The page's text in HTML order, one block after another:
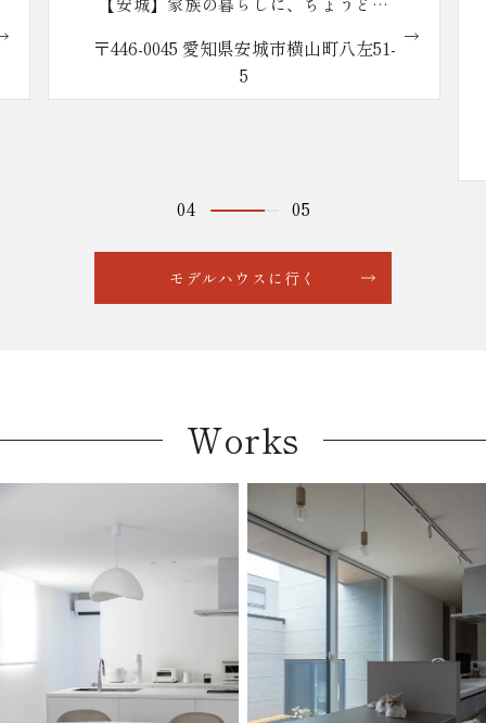
〒446-0043 愛知県安城市城南町1丁目1
番地1
営業時間 10:00〜18:00（定休日：火・
05
05
モデルハウスに行く
Works